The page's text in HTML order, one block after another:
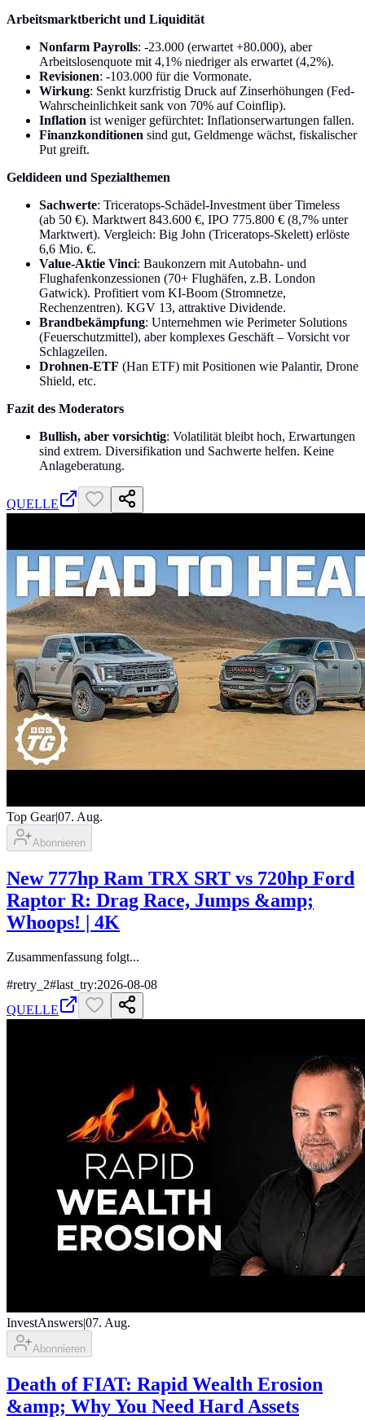
Arbeitsmarktbericht und Liquidität
Nonfarm Payrolls: -23.000 (erwartet +80.000), aber
Arbeitslosenquote mit 4,1% niedriger als erwartet (4,2%).
Revisionen: -103.000 für die Vormonate.
Wirkung: Senkt kurzfristig Druck auf Zinserhöhungen (Fed-
Wahrscheinlichkeit sank von 70% auf Coinflip).
Inflation ist weniger gefürchtet: Inflationserwartungen fallen.
Finanzkonditionen sind gut, Geldmenge wächst, fiskalischer
Put greift.
Geldideen und Spezialthemen
Sachwerte: Triceratops-Schädel-Investment über Timeless
(ab 50 €). Marktwert 843.600 €, IPO 775.800 € (8,7% unter
Marktwert). Vergleich: Big John (Triceratops-Skelett) erlöste
6,6 Mio. €.
Value-Aktie Vinci: Baukonzern mit Autobahn- und
Flughafenkonzessionen (70+ Flughäfen, z.B. London
Gatwick). Profitiert vom KI-Boom (Stromnetze,
Rechenzentren). KGV 13, attraktive Dividende.
Brandbekämpfung: Unternehmen wie Perimeter Solutions
(Feuerschutzmittel), aber komplexes Geschäft – Vorsicht vor
Schlagzeilen.
Drohnen-ETF (Han ETF) mit Positionen wie Palantir, Drone
Shield, etc.
Fazit des Moderators
Bullish, aber vorsichtig: Volatilität bleibt hoch, Erwartungen
sind extrem. Diversifikation und Sachwerte helfen. Keine
Anlageberatung.
QUELLE
Top Gear|07. Aug.
Abonnieren
New 777hp Ram TRX SRT vs 720hp Ford
Raptor R: Drag Race, Jumps &amp;
Whoops! | 4K
Zusammenfassung folgt...
#retry_2#last_try:2026-08-08
QUELLE
InvestAnswers|07. Aug.
Abonnieren
Death of FIAT: Rapid Wealth Erosion
&amp; Why You Need Hard Assets